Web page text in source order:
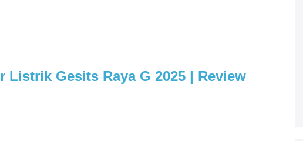
Listrik Gesits Raya G 2025 | Review